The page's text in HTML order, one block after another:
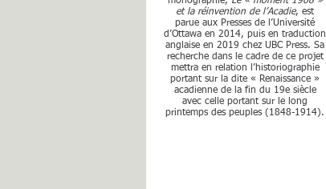
et la réinvention de l’Acadie, est
parue aux Presses de l’Université
d’Ottawa en 2014, puis en traduction
anglaise en 2019 chez UBC Press. Sa
recherche dans le cadre de ce projet
mettra en relation l’historiographie
portant sur la dite « Renaissance »
acadienne de la fin du 19e siècle
avec celle portant sur le long
printemps des peuples (1848-1914).